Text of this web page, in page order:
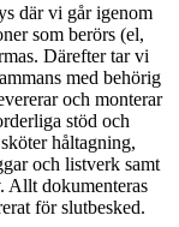
där vi går igenom
som berörs (el,
Därefter tar vi
med behörig
och monterar
stöd och
håltagning,
och listverk samt
Allt dokumenteras
för slutbesked.